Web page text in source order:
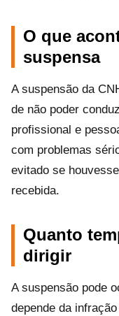
O que
suspensa
A suspensão da
de não poder
profissional e
com problemas
evitado se
recebida.
Quanto
dirigir
A suspensão pode
depende da